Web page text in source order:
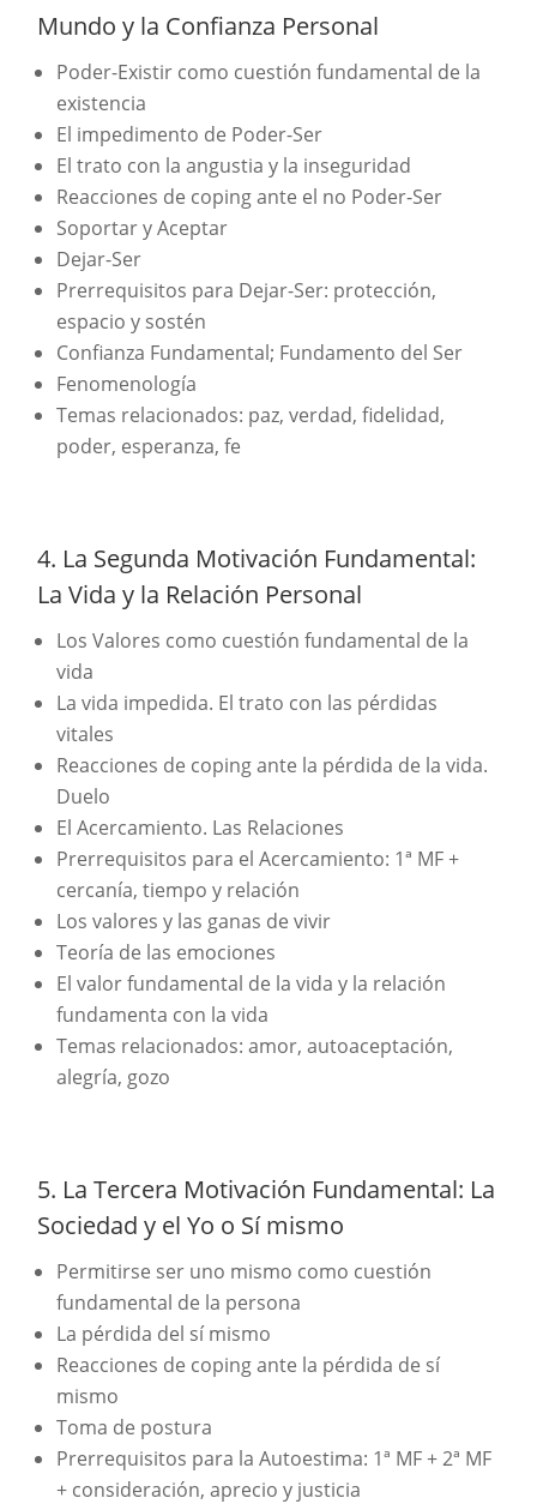
Mundo y la Confianza Personal
Poder-Existir como cuestión fundamental de la
existencia
El impedimento de Poder-Ser
El trato con la angustia y la inseguridad
Reacciones de coping ante el no Poder-Ser
Soportar y Aceptar
Dejar-Ser
Prerrequisitos para Dejar-Ser: protección,
espacio y sostén
Confianza Fundamental; Fundamento del Ser
Fenomenología
Temas relacionados: paz, verdad, fidelidad,
poder, esperanza, fe
4. La Segunda Motivación Fundamental:
La Vida y la Relación Personal
Los Valores como cuestión fundamental de la
vida
La vida impedida. El trato con las pérdidas
vitales
Reacciones de coping ante la pérdida de la vida.
Duelo
El Acercamiento. Las Relaciones
Prerrequisitos para el Acercamiento: 1ª MF +
cercanía, tiempo y relación
Los valores y las ganas de vivir
Teoría de las emociones
El valor fundamental de la vida y la relación
fundamenta con la vida
Temas relacionados: amor, autoaceptación,
alegría, gozo
5. La Tercera Motivación Fundamental: La
Sociedad y el Yo o Sí mismo
Permitirse ser uno mismo como cuestión
fundamental de la persona
La pérdida del sí mismo
Reacciones de coping ante la pérdida de sí
mismo
Toma de postura
Prerrequisitos para la Autoestima: 1ª MF + 2ª MF
+ consideración, aprecio y justicia